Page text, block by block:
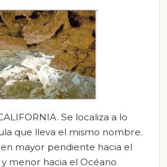
Se localiza a lo
que lleva el mismo nombre.
mayor pendiente hacia el
menor hacia el Océano